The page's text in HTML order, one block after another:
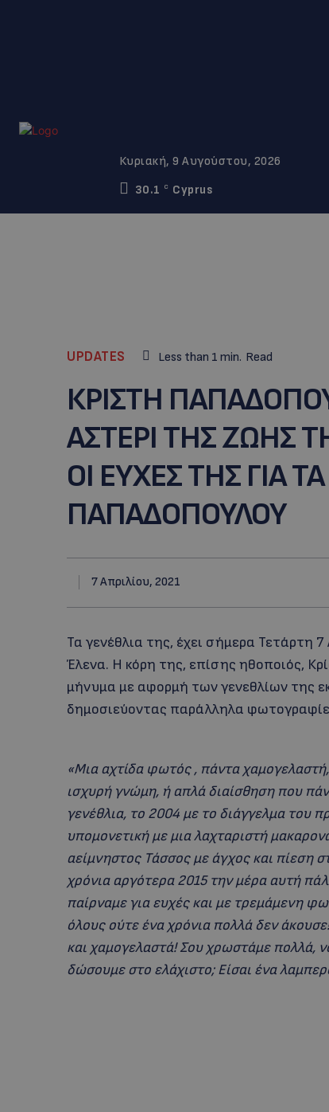
Κυριακή, 9 Αυγούστου, 2026
30.1
C Cyprus
UPDATES Less than 1 min. Read
ΚΡΙΣΤΗ
ΑΣΤΕΡΙ ΤΗΣ ΖΩΗΣ
ΟΙ ΕΥΧΕΣ ΤΗΣ ΓΙΑ
ΠΑΠΑΔΟΠΟΥΛΟΥ
7 Απριλίου, 2021
Τα γενέθλια της, έχει σήμερα Τετάρτη
Έλενα. Η κόρη της, επίσης ηθοποιός,
μήνυμα με αφορμή των γενεθλίων της
δημοσιεύοντας παράλληλα
«Μια αχτίδα φωτός , πάντα χαμογελαστή,
ισχυρή γνώμη, ή απλά διαίσθηση που
γενέθλια, το 2004 με το διάγγελμα του
υπομονετική με μια λαχταριστή
αείμνηστος Τάσσος με άγχος και πίεση
χρόνια αργότερα 2015 την μέρα αυτή
παίρναμε για ευχές και με τρεμάμενη
όλους ούτε ένα χρόνια πολλά δεν
και χαμογελαστά! Σου χρωστάμε πολλά,
δώσουμε στο ελάχιστο; Είσαι ένα